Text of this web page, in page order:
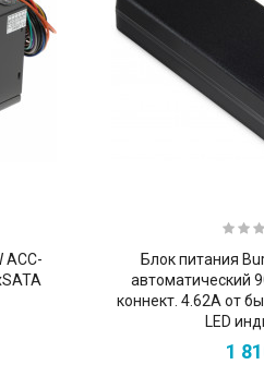
ACC-
Блок питания
автоматический
коннект. 4.62A от
LED
1